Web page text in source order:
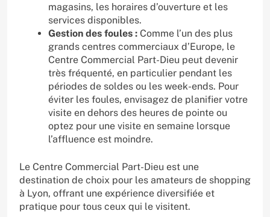
magasins, les horaires d’ouverture et les
services disponibles.
Gestion des foules : Comme l’un des plus
grands centres commerciaux d’Europe, le
Centre Commercial Part-Dieu peut devenir
très fréquenté, en particulier pendant les
périodes de soldes ou les week-ends. Pour
éviter les foules, envisagez de planifier votre
visite en dehors des heures de pointe ou
optez pour une visite en semaine lorsque
l’affluence est moindre.
Le Centre Commercial Part-Dieu est une
destination de choix pour les amateurs de shopping
à Lyon, offrant une expérience diversifiée et
pratique pour tous ceux qui le visitent.